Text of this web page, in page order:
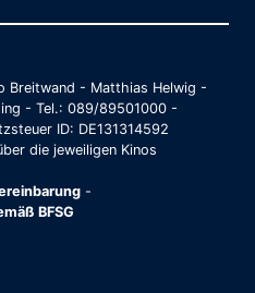
Breitwand - Matthias Helwig -
- Tel.: 089/89501000 -
ID: DE131314592
die jeweiligen Kinos
-
BFSG